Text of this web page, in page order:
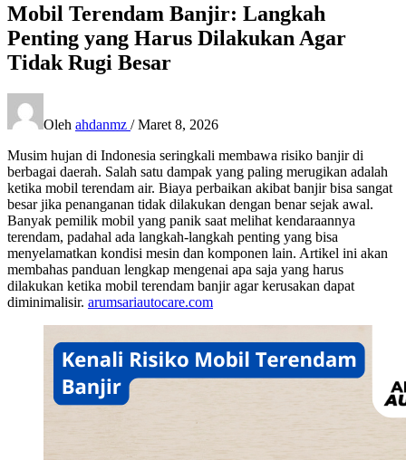
Mobil Terendam Banjir: Langkah
Penting yang Harus Dilakukan Agar
Tidak Rugi Besar
Oleh ahdanmz /Maret 8, 2026
Musim hujan di Indonesia seringkali membawa risiko banjir di
berbagai daerah. Salah satu dampak yang paling merugikan adalah
ketika mobil terendam air. Biaya perbaikan akibat banjir bisa sangat
besar jika penanganan tidak dilakukan dengan benar sejak awal.
Banyak pemilik mobil yang panik saat melihat kendaraannya
terendam, padahal ada langkah-langkah penting yang bisa
menyelamatkan kondisi mesin dan komponen lain. Artikel ini akan
membahas panduan lengkap mengenai apa saja yang harus
dilakukan ketika mobil terendam banjir agar kerusakan dapat
diminimalisir. arumsariautocare.com